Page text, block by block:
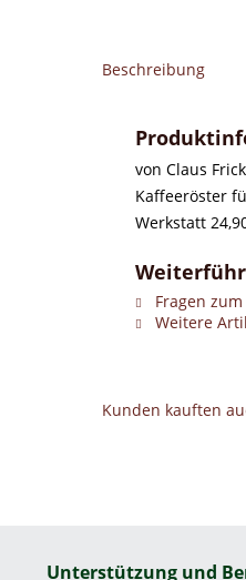
Beschreibung
von Claus
Kaffeeröster
Werkstatt
Fragen
Weitere
Kunden kauften
Unterstützung und